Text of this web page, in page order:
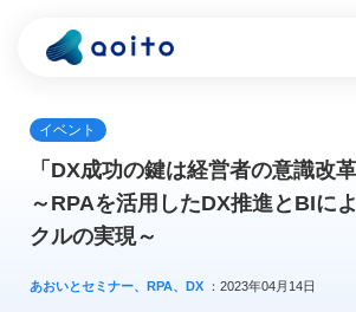
イベント
「DX成功の鍵は経営者の意識改革
～RPAを活用したDX推進とBIに
クルの実現～
あおいとセミナー、RPA、DX ：2023年04月14日